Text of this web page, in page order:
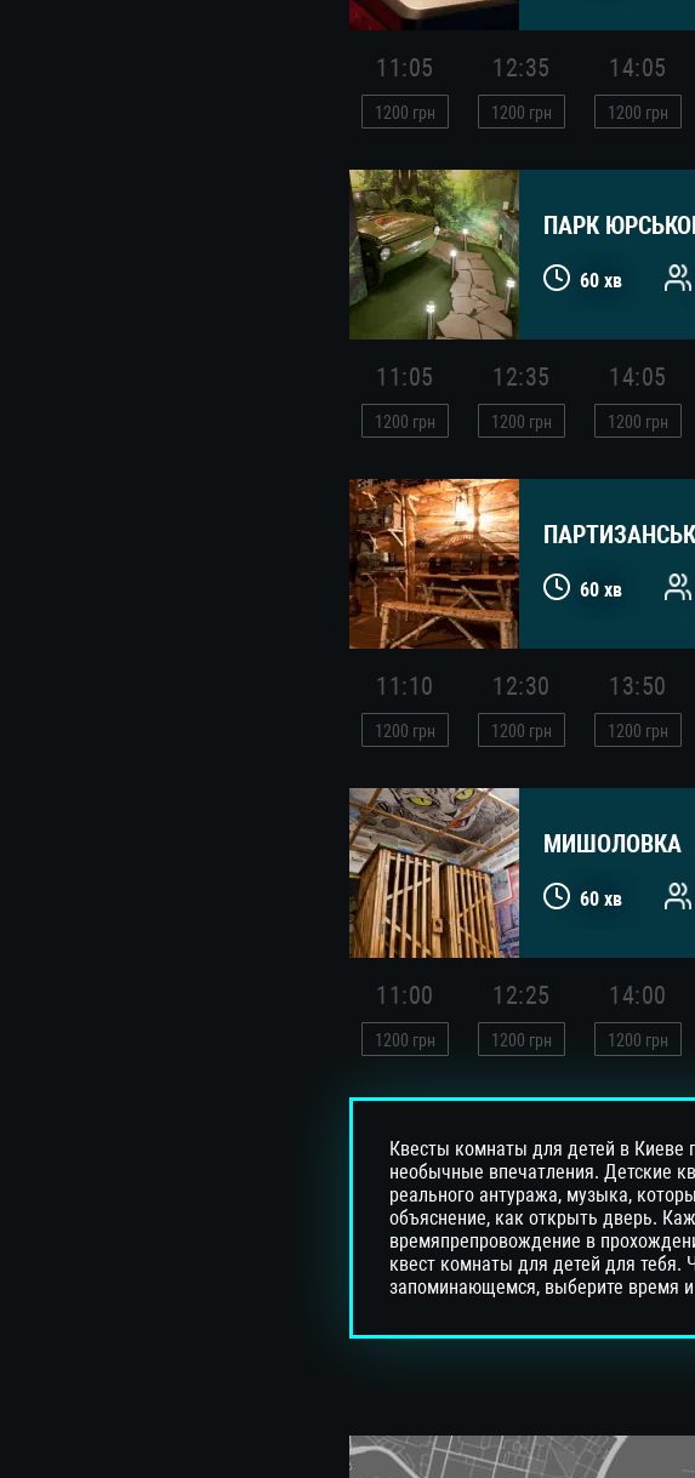
11:05
1200 грн
12:35
1200 грн
14:05
1200 грн
ПАРК
60 хв
11:05
1200 грн
12:35
1200 грн
14:05
1200 грн
60 хв
11:10
1200 грн
12:30
1200 грн
13:50
1200 грн
МИШОЛОВКА
60 хв
11:00
1200 грн
12:25
1200 грн
14:00
1200 грн
Квесты комнаты для детей в Киеве
необычные впечатления. Детские
реального антуража, музыка,
объяснение, как открыть дверь.
времяпрепровождение в
квест комнаты для детей для тебя.
запоминающемся, выберите время и